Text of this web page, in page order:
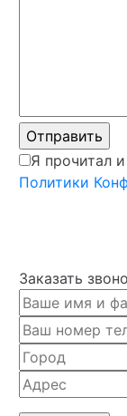
Я прочитал
Политики
Заказать